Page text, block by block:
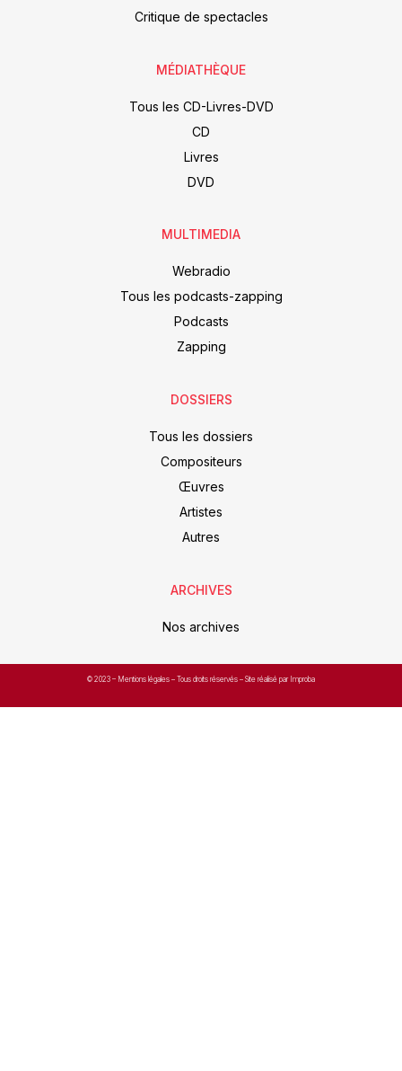
Critique de spectacles
MÉDIATHÈQUE
Tous les CD-Livres-DVD
CD
Livres
DVD
MULTIMEDIA
Webradio
Tous les podcasts-zapping
Podcasts
Zapping
DOSSIERS
Tous les dossiers
Compositeurs
Œuvres
Artistes
Autres
ARCHIVES
Nos archives
© 2023 – Mentions légales – Tous droits réservés – Site réalisé par Improba